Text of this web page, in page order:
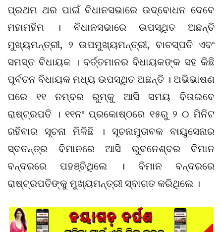
ପ୍ରଥମ ଥର ପାଇଁ ବିଧାନସଭାରେ ଉଦ୍‌ବୋଧନ ଦେବେ
ମହାମହିମ । ବିଧାନସଭାରେ ଉପସ୍ଥିତ ଅଛନ୍ତି
ମୁଖ୍ୟମନ୍ତ୍ରୀ, ୨ ଉପମୁଖ୍ୟମନ୍ତ୍ରୀ, ବାଚସ୍ପତି ଏବଂ
ସମସ୍ତ ବିଧାୟକ । ବର୍ତ୍ତମାନର ବିଧାୟକଙ୍କ ସହ କିଛି
ପୂର୍ବତନ ବିଧାୟକ ମଧ୍ୟ ଉପସ୍ଥିତ ଅଛନ୍ତି । ଅଭିଭାଷଣ
ପରେ ୧୧ ନମ୍ବର ରୁମ୍‌କୁ ଆସି ସମୟ ବିତାଇବେ
ରାଷ୍ଟ୍ରପତି । ୧୧ନଂ ପ୍ରକୋଷ୍ଠରେ ୧୫ରୁ ୨ ୦ ମିନିଟ
ରହିବାର ସୂଚନା ମିଳିଛି । ସୂଚନାମୁତାବକ ବାୟୁସେନାର
ସ୍ବତନ୍ତ୍ର ବିମାନରେ ଆସି ଭୁବନେଶ୍ବର ବିମାନ
ବନ୍ଦରରେ ପହଞ୍ଚିଥିଲେ । ବିମାନ ବନ୍ଦରରେ
ରାଷ୍ଟ୍ରପତିଙ୍କୁ ମୁଖ୍ୟମନ୍ତ୍ରୀ ସ୍ବାଗତ କରିଥିଲେ ।